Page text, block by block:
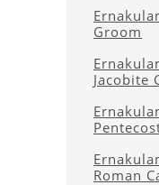
Groom
Jacobite
Roman